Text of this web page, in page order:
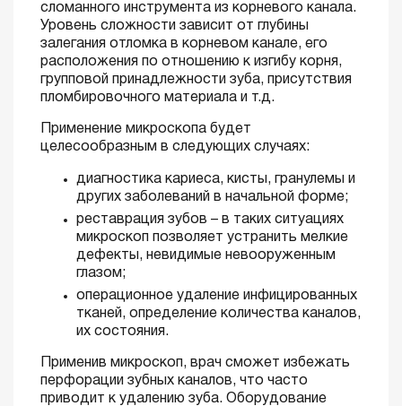
сломанного инструмента из корневого канала.
Уровень сложности зависит от глубины
залегания отломка в корневом канале, его
расположения по отношению к изгибу корня,
групповой принадлежности зуба, присутствия
пломбировочного материала и т.д.
Применение микроскопа будет
целесообразным в следующих случаях:
диагностика кариеса, кисты, гранулемы и
других заболеваний в начальной форме;
реставрация зубов – в таких ситуациях
микроскоп позволяет устранить мелкие
дефекты, невидимые невооруженным
глазом;
операционное удаление инфицированных
тканей, определение количества каналов,
их состояния.
Применив микроскоп, врач сможет избежать
перфорации зубных каналов, что часто
приводит к удалению зуба. Оборудование